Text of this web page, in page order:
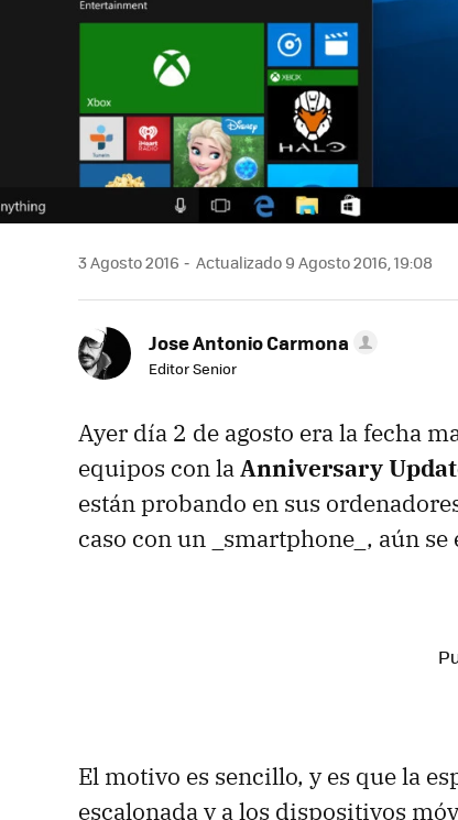
3 Agosto 2016 Actualizado 9 Agosto 2016, 19:08
Jose Antonio Carmona
Editor Senior
Ayer día 2 de agosto era la fecha
equipos con laAnniversary
están probando en sus
caso con un _smartphone_, aún
El motivo es sencillo, y es que la
escalonada y a los dispositivos